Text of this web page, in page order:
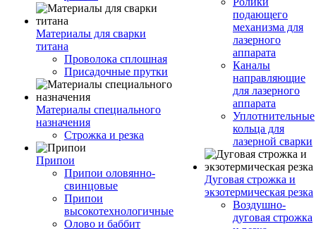
Материалы для сварки
титана
Проволока сплошная
Присадочные прутки
Материалы специального
назначения
Строжка и резка
Припои
Припои оловянно-
свинцовые
Припои
высокотехнологичные
Олово и баббит
подающего
механизма для
лазерного
аппарата
Каналы
направляющие
для лазерного
аппарата
Уплотнительные
кольца для
лазерной сварки
Дуговая строжка и
экзотермическая резка
Воздушно-
дуговая строжка